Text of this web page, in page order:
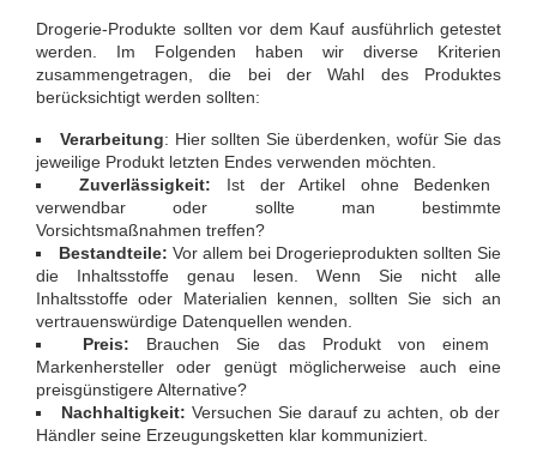
Drogerie-Produkte sollten vor dem Kauf ausführlich getestet
werden. Im Folgenden haben wir diverse Kriterien
zusammengetragen, die bei der Wahl des Produktes
berücksichtigt werden sollten:
Verarbeitung: Hier sollten Sie überdenken, wofür Sie das
jeweilige Produkt letzten Endes verwenden möchten.
Zuverlässigkeit: Ist der Artikel ohne Bedenken
verwendbar oder sollte man bestimmte
Vorsichtsmaßnahmen treffen?
Bestandteile: Vor allem bei Drogerieprodukten sollten Sie
die Inhaltsstoffe genau lesen. Wenn Sie nicht alle
Inhaltsstoffe oder Materialien kennen, sollten Sie sich an
vertrauenswürdige Datenquellen wenden.
Preis: Brauchen Sie das Produkt von einem
Markenhersteller oder genügt möglicherweise auch eine
preisgünstigere Alternative?
Nachhaltigkeit: Versuchen Sie darauf zu achten, ob der
Händler seine Erzeugungsketten klar kommuniziert.